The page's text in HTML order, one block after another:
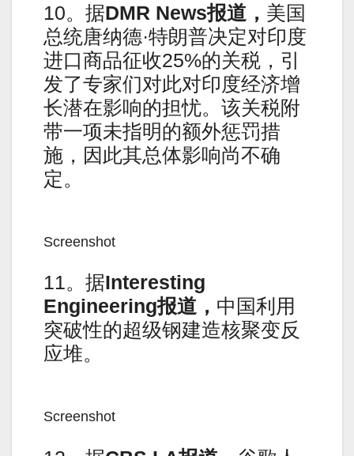
10。据DMR News报道， 美国
总统唐纳德·特朗普决定对印度
进口商品征收25%的关税，引
发了专家们对此对印度经济增
长潜在影响的担忧。该关税附
带一项未指明的额外惩罚措
施，因此其总体影响尚不确
定。
Screenshot
11。据Interesting
Engineering报道， 中国利用
突破性的超级钢建造核聚变反
应堆。
Screenshot